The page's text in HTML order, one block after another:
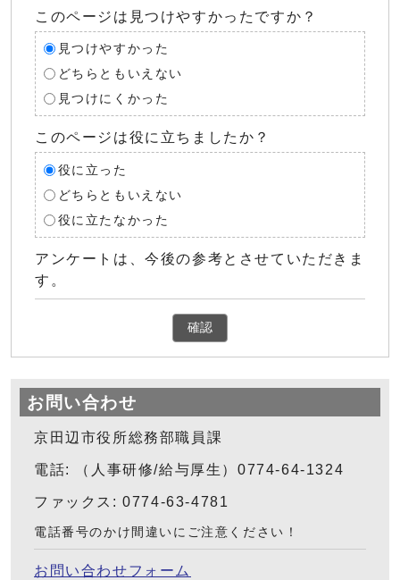
このページは見つけやすかったですか？
見つけやすかった
どちらともいえない
見つけにくかった
このページは役に立ちましたか？
役に立った
どちらともいえない
役に立たなかった
アンケートは、今後の参考とさせていただきま
す。
確認
お問い合わせ
京田辺市役所総務部職員課
電話: （人事研修/給与厚生）0774-64-1324
ファックス: 0774-63-4781
電話番号のかけ間違いにご注意ください！
お問い合わせフォーム